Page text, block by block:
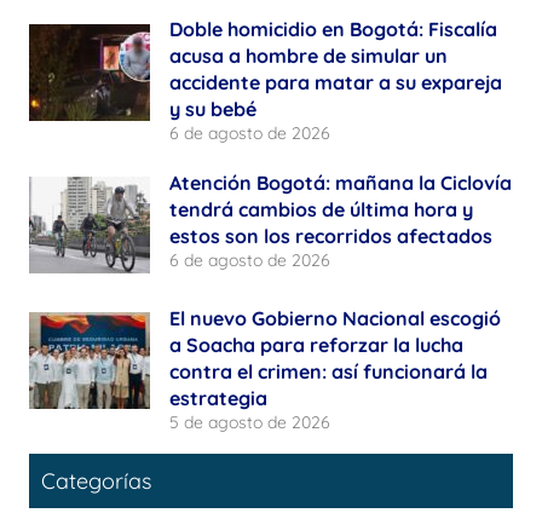
Doble homicidio en Bogotá: Fiscalía
acusa a hombre de simular un
accidente para matar a su expareja
y su bebé
6 de agosto de 2026
Atención Bogotá: mañana la Ciclovía
tendrá cambios de última hora y
estos son los recorridos afectados
6 de agosto de 2026
El nuevo Gobierno Nacional escogió
a Soacha para reforzar la lucha
contra el crimen: así funcionará la
estrategia
5 de agosto de 2026
Categorías